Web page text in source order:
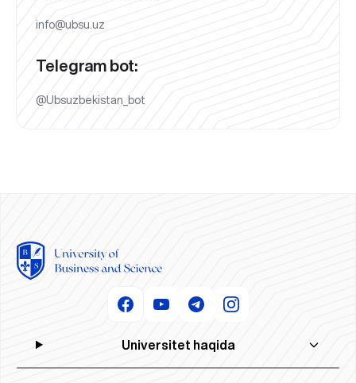
info@ubsu.uz
Telegram bot:
@Ubsuzbekistan_bot
Universitet haqida